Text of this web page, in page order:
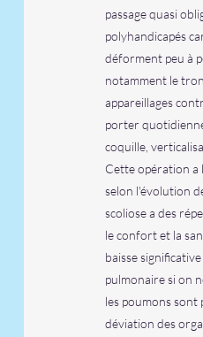
passage quasi
polyhandicapés
déforment peu à
notamment le
appareillages
porter
coquille,
Cette opération a
selon l'évolution
scoliose a des
le confort et la
baisse
pulmonaire si on
les poumons sont
déviation des